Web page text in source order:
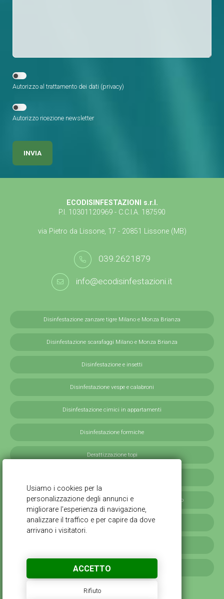
ACCETTO
Rifiuto
Autorizzo al trattamento dei dati (privacy)
Autorizzo ricezione newsletter
ECODISINFESTAZIONI s.r.l.
P.I. 10301120969 - C.C.I.A. 187590
via Pietro da Lissone, 17 - 20851 Lissone (MB)
039.2621879
info@ecodisinfestazioni.it
Disinfestazione zanzare tigre Milano e Monza Brianza
Disinfestazione scarafaggi Milano e Monza Brianza
Disinfestazione e insetti
Disinfestazione vespe e calabroni
Disinfestazione cimici in appartamenti
Disinfestazione formiche
Derattizzazione topi
Disinfestazione blatte germaniche in provincia di Milano
Servizi antilarvali, adulticidi invernali
Disinfestazione da cimici verdi